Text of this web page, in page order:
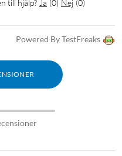
till hjälp? Ja (0) Nej (0)
Powered By TestFreaks